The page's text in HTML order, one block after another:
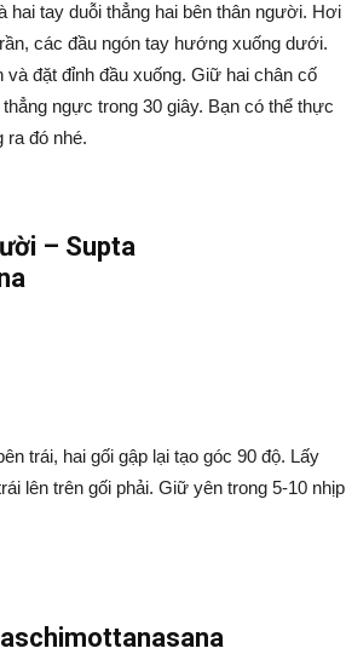
hai tay duỗi thẳng hai bên thân người. Hơi
các đầu ngón tay hướng xuống dưới.
đặt đỉnh đầu xuống. Giữ hai chân cố
ngực trong 30 giây. Bạn có thể thực
ra đó nhé.
– Supta
trái, hai gối gập lại tạo góc 90 độ. Lấy
lên trên gối phải. Giữ yên trong 5-10 nhịp